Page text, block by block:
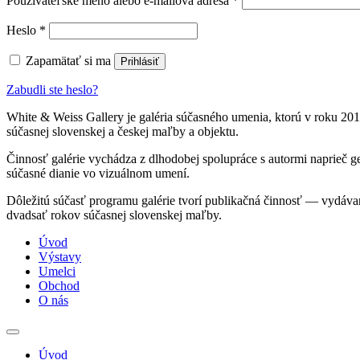
Heslo *
Zapamätať si ma Prihlásiť
Zabudli ste heslo?
White & Weiss Gallery je galéria súčasného umenia, ktorú v roku
súčasnej slovenskej a českej maľby a objektu.
Činnosť galérie vychádza z dlhodobej spolupráce s autormi naprieč
súčasné dianie vo vizuálnom umení.
Dôležitú súčasť programu galérie tvorí publikačná činnosť —
dvadsať rokov súčasnej slovenskej maľby.
Úvod
Výstavy
Umelci
Obchod
O nás
Úvod